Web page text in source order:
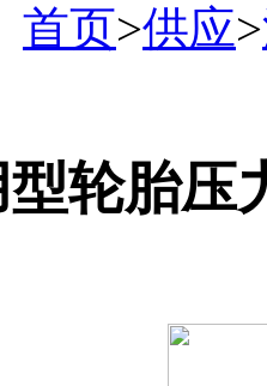
首页>供应>
轮胎压